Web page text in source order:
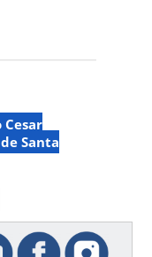
Cesar
Santa